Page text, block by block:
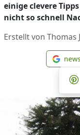
einige clevere
nicht so schnell
Erstellt von Thomas